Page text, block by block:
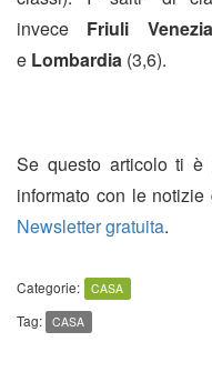
invece Friuli
e Lombardia (3,6).
Se questo articolo ti è
informato con le notizie
Newsletter gratuita.
Categorie: CASA
Tag: CASA